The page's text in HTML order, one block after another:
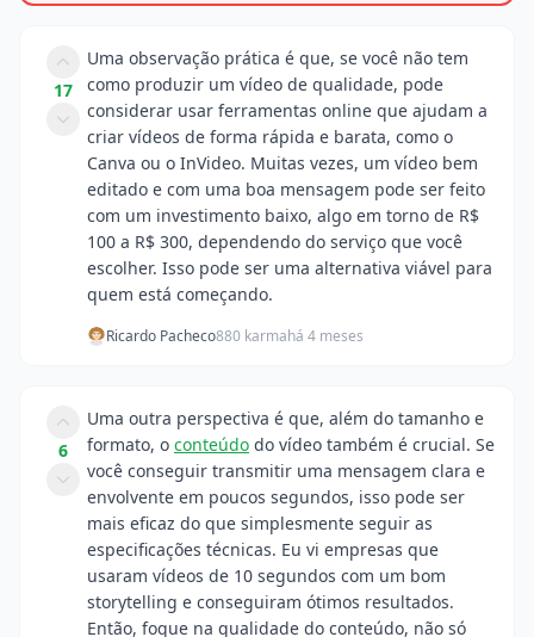
17
Uma observação prática é que, se você não tem
como produzir um vídeo de qualidade, pode
considerar usar ferramentas online que ajudam a
criar vídeos de forma rápida e barata, como o
Canva ou o InVideo. Muitas vezes, um vídeo bem
editado e com uma boa mensagem pode ser feito
com um investimento baixo, algo em torno de R$
100 a R$ 300, dependendo do serviço que você
escolher. Isso pode ser uma alternativa viável para
quem está começando.
Ricardo Pacheco880 karmahá 4 meses
6
Uma outra perspectiva é que, além do tamanho e
formato, o conteúdo do vídeo também é crucial. Se
você conseguir transmitir uma mensagem clara e
envolvente em poucos segundos, isso pode ser
mais eficaz do que simplesmente seguir as
especificações técnicas. Eu vi empresas que
usaram vídeos de 10 segundos com um bom
storytelling e conseguiram ótimos resultados.
Então, foque na qualidade do conteúdo, não só